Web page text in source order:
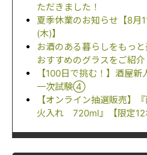
ただきました！
夏季休業のお知らせ【8月
(木)】
お酒のある暮らしをもっ
おすすめのグラスをご紹介
【100日で挑む！】酒屋新
一次試験④
【オンライン抽選販売
火入れ 720ml』【限定12